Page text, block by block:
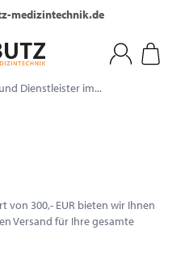
medizintechnik.de
von 300,- EUR bieten wir Ihnen
Versand für Ihre gesamte